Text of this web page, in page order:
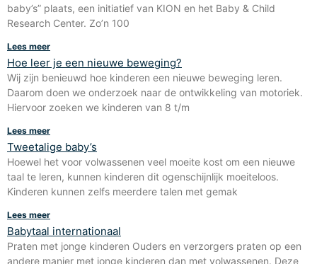
baby’s” plaats, een initiatief van KION en het Baby & Child
Research Center. Zo’n 100
Lees meer
Hoe leer je een nieuwe beweging?
Wij zijn benieuwd hoe kinderen een nieuwe beweging leren.
Daarom doen we onderzoek naar de ontwikkeling van motoriek.
Hiervoor zoeken we kinderen van 8 t/m
Lees meer
Tweetalige baby’s
Hoewel het voor volwassenen veel moeite kost om een nieuwe
taal te leren, kunnen kinderen dit ogenschijnlijk moeiteloos.
Kinderen kunnen zelfs meerdere talen met gemak
Lees meer
Babytaal internationaal
Praten met jonge kinderen Ouders en verzorgers praten op een
andere manier met jonge kinderen dan met volwassenen. Deze